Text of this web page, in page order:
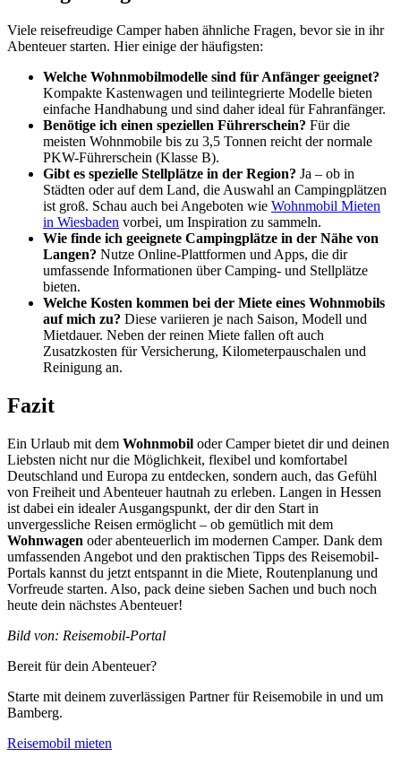
Viele reisefreudige Camper haben ähnliche Fragen, bevor sie in ihr
Abenteuer starten. Hier einige der häufigsten:
Welche Wohnmobilmodelle sind für Anfänger geeignet?
Kompakte Kastenwagen und teilintegrierte Modelle bieten
einfache Handhabung und sind daher ideal für Fahranfänger.
Benötige ich einen speziellen Führerschein? Für die
meisten Wohnmobile bis zu 3,5 Tonnen reicht der normale
PKW-Führerschein (Klasse B).
Gibt es spezielle Stellplätze in der Region? Ja – ob in
Städten oder auf dem Land, die Auswahl an Campingplätzen
ist groß. Schau auch bei Angeboten wie Wohnmobil Mieten
in Wiesbaden vorbei, um Inspiration zu sammeln.
Wie finde ich geeignete Campingplätze in der Nähe von
Langen? Nutze Online-Plattformen und Apps, die dir
umfassende Informationen über Camping- und Stellplätze
bieten.
Welche Kosten kommen bei der Miete eines Wohnmobils
auf mich zu? Diese variieren je nach Saison, Modell und
Mietdauer. Neben der reinen Miete fallen oft auch
Zusatzkosten für Versicherung, Kilometerpauschalen und
Reinigung an.
Fazit
Ein Urlaub mit dem Wohnmobil oder Camper bietet dir und deinen
Liebsten nicht nur die Möglichkeit, flexibel und komfortabel
Deutschland und Europa zu entdecken, sondern auch, das Gefühl
von Freiheit und Abenteuer hautnah zu erleben. Langen in Hessen
ist dabei ein idealer Ausgangspunkt, der dir den Start in
unvergessliche Reisen ermöglicht – ob gemütlich mit dem
Wohnwagen oder abenteuerlich im modernen Camper. Dank dem
umfassenden Angebot und den praktischen Tipps des Reisemobil-
Portals kannst du jetzt entspannt in die Miete, Routenplanung und
Vorfreude starten. Also, pack deine sieben Sachen und buch noch
heute dein nächstes Abenteuer!
Bild von: Reisemobil-Portal
Bereit für dein Abenteuer?
Starte mit deinem zuverlässigen Partner für Reisemobile in und um
Bamberg.
Reisemobil mieten